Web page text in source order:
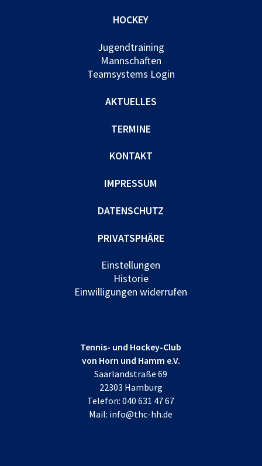
HOCKEY
Jugendtraining
Mannschaften
Teamsystems Login
AKTUELLES
TERMINE
KONTAKT
IMPRESSUM
DATENSCHUTZ
PRIVATSPHÄRE
Einstellungen
Historie
Einwilligungen widerrufen
Tennis- und Hockey-Club
von Horn und Hamm e.V.
Saarlandstraße 69
22303 Hamburg
Telefon:040 631 47 67
Mail: info@thc-hh.de